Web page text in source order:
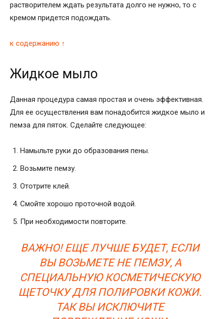
растворителем ждать результата долго не нужно, то с
кремом придется подождать.
к содержанию ↑
Жидкое мыло
Данная процедура самая простая и очень эффективная.
Для ее осуществления вам понадобится жидкое мыло и
пемза для пяток. Сделайте следующее:
Намыльте руки до образования пены.
Возьмите пемзу.
Ототрите клей.
Смойте хорошо проточной водой.
При необходимости повторите.
ВАЖНО! ЕЩЕ ЛУЧШЕ БУДЕТ, ЕСЛИ
ВЫ ВОЗЬМЕТЕ НЕ ПЕМЗУ, А
СПЕЦИАЛЬНУЮ КОСМЕТИЧЕСКУЮ
ЩЕТОЧКУ ДЛЯ ПОЛИРОВКИ КОЖИ.
ТАК ВЫ ИСКЛЮЧИТЕ